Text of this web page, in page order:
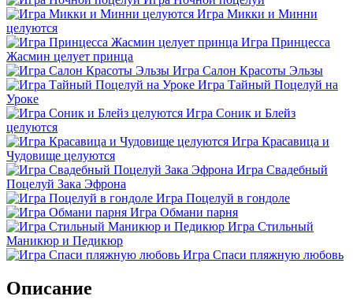
Игра Микки и Минни
целуются
Игра Принцесса
Жасмин целует принца
Игра Салон Красоты Эльзы
Игра Тайный Поцелуй на
Уроке
Игра Соник и Блейз
целуются
Игра Красавица и
Чудовище целуются
Игра Свадебный
Поцелуй Зака Эфрона
Игра Поцелуй в гондоле
Игра Обмани парня
Игра Стильный
Маникюр и Педикюр
Игра Спаси пляжную любовь
Описание